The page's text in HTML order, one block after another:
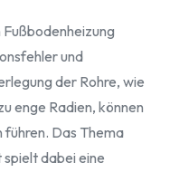
und
der Rohre, wie
enge Radien, können
Das Thema
dabei eine